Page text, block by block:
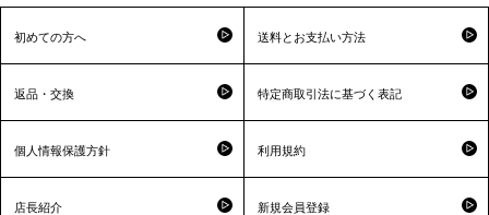
初めての方へ 送料とお支払い方法
返品・交換 特定商取引法に基づく表記
個人情報保護方針 利用規約
店長紹介 新規会員登録